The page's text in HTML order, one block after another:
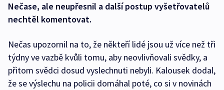
Nečase, ale neupřesnil a další postup vyšetřovatelů
nechtěl komentovat.
Nečas upozornil na to, že někteří lidé jsou už více než tři
týdny ve vazbě kvůli tomu, aby neovlivňovali svědky, a
přitom svědci dosud vyslechnuti nebyli. Kalousek dodal,
že se výslechu na policii domáhal poté, co si v novinách